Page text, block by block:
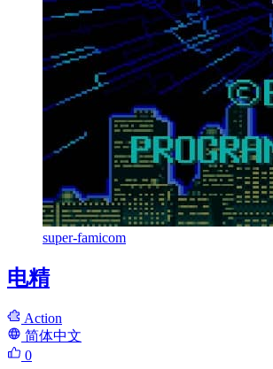
super-famicom
电精
Action
简体中文
0